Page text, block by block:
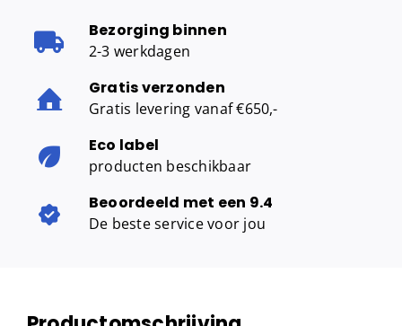
Bezorging binnen
2-3 werkdagen
Gratis verzonden
Gratis levering vanaf €650,-
Eco label
producten beschikbaar
Beoordeeld met een 9.4
De beste service voor jou